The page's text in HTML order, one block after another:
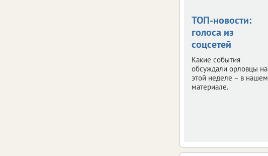
ТОП-новости:
голоса из
соцсетей
Какие события
обсуждали орловцы на
этой неделе – в нашем
материале.